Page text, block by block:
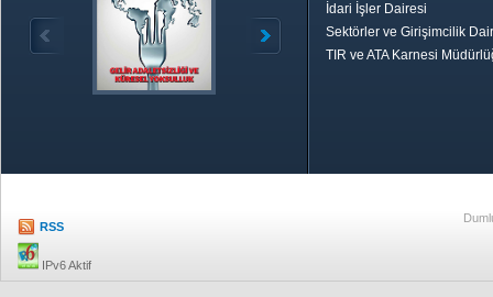
İdari İşler Dairesi
Sektörler ve Girişimcilik
TIR ve ATA Karnesi
RSS
IPv6 Aktif